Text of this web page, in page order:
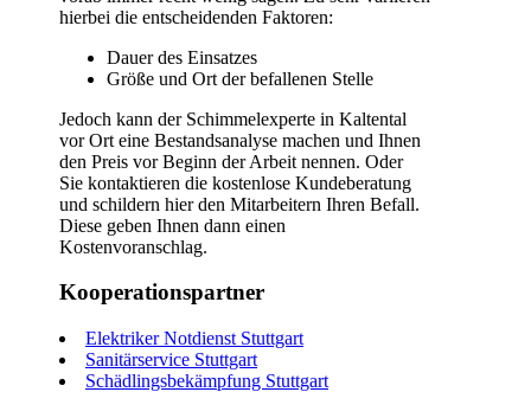
hierbei die entscheidenden Faktoren:
Dauer des Einsatzes
Größe und Ort der befallenen Stelle
Jedoch kann der Schimmelexperte in Kaltental
vor Ort eine Bestandsanalyse machen und Ihnen
den Preis vor Beginn der Arbeit nennen. Oder
Sie kontaktieren die kostenlose Kundeberatung
und schildern hier den Mitarbeitern Ihren Befall.
Diese geben Ihnen dann einen
Kostenvoranschlag.
Kooperationspartner
Elektriker Notdienst Stuttgart
Sanitärservice Stuttgart
Schädlingsbekämpfung Stuttgart